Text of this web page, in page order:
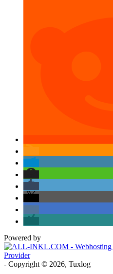
Powered by
- Copyright © 2026, Tuxlog